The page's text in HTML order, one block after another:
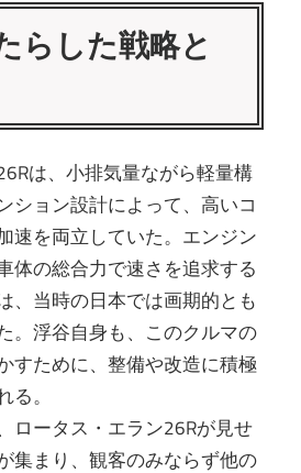
らした戦略と
は、小排気量ながら軽量構
ション設計によって、高いコ
速を両立していた。エンジン
体の総合力で速さを追求する
、当時の日本では画期的とも
。浮谷自身も、このクルマの
すために、整備や改造に積極
。
ロータス・エラン26Rが見せ
集まり、観客のみならず他の